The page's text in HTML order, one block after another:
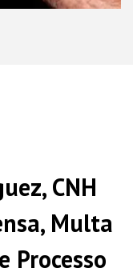
CNH
Multa
Processo